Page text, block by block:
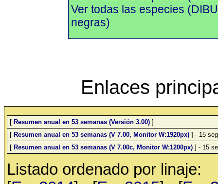
Ver todas las especies
negras)
Enlaces
[ Resumen anual en 53 semanas (Versión 3.00) ]
[ Resumen anual en 53 semanas (V 7.00, Monitor W:1920px) ] - 15
[ Resumen anual en 53 semanas (V 7.00c, Monitor W:1200px) ] - 15
Listado ordenado por linaje: